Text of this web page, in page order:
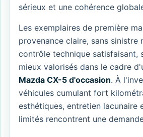
sérieux et une cohérence
Les exemplaires de première
provenance claire, sans sinistre
contrôle technique satisfaisant,
mieux valorisés dans le cadre
Mazda CX-5 d'occasion. À
véhicules cumulant fort
esthétiques, entretien lacunaire
limités rencontrent une